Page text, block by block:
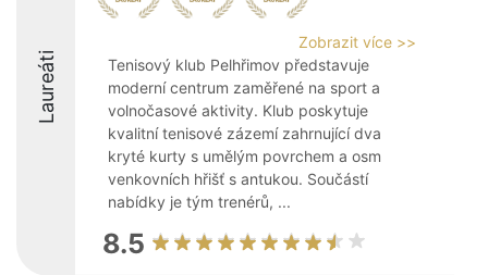
Laureáti
Zobrazit více >>
Tenisový klub Pelhřimov představuje
moderní centrum zaměřené na sport a
volnočasové aktivity. Klub poskytuje
kvalitní tenisové zázemí zahrnující dva
kryté kurty s umělým povrchem a osm
venkovních hřišť s antukou. Součástí
nabídky je tým trenérů, ...
8.5